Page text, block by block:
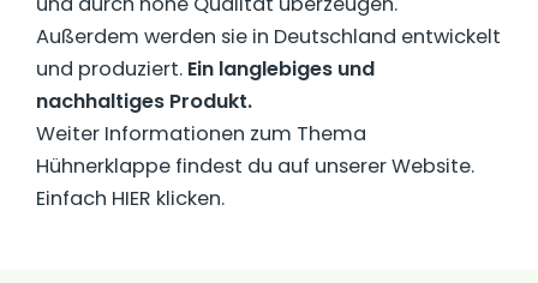
Außerdem werden sie in Deutschland entwickelt
und produziert. Ein langlebiges und
nachhaltiges Produkt.
Weiter Informationen zum Thema
Hühnerklappe findest du auf unserer Website.
Einfach HIER klicken.